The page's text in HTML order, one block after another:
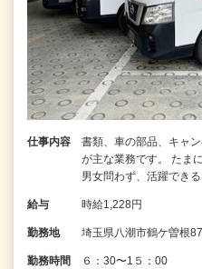
仕事内容
書類、車の部品、キャ
が主な業務です。 たま
男女問わず、活躍でき
給与 時給1,228円
勤務地 埼玉県八潮市鶴ケ曽根
勤務時間 ６：30〜1５：00